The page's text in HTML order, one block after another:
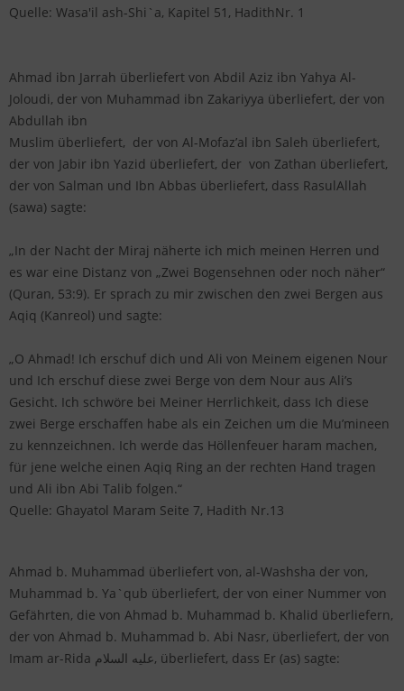
Quelle: Wasa'il ash-Shi`a, Kapitel 51, HadithNr. 1
Ahmad ibn Jarrah überliefert von Abdil Aziz ibn Yahya Al-
Joloudi, der von Muhammad ibn Zakariyya überliefert, der von
Abdullah ibn
Muslim überliefert, der von Al-Mofaz’al ibn Saleh überliefert,
der von Jabir ibn Yazid überliefert, der von Zathan überliefert,
der von Salman und Ibn Abbas überliefert, dass RasulAllah
(sawa) sagte:
„In der Nacht der Miraj näherte ich mich meinen Herren und
es war eine Distanz von „Zwei Bogensehnen oder noch näher“
(Quran, 53:9). Er sprach zu mir zwischen den zwei Bergen aus
Aqiq (Kanreol) und sagte:
„O Ahmad! Ich erschuf dich und Ali von Meinem eigenen Nour
und Ich erschuf diese zwei Berge von dem Nour aus Ali’s
Gesicht. Ich schwöre bei Meiner Herrlichkeit, dass Ich diese
zwei Berge erschaffen habe als ein Zeichen um die Mu’mineen
zu kennzeichnen. Ich werde das Höllenfeuer haram machen,
für jene welche einen Aqiq Ring an der rechten Hand tragen
und Ali ibn Abi Talib folgen.“
Quelle: Ghayatol Maram Seite 7, Hadith Nr.13
Ahmad b. Muhammad überliefert von, al-Washsha der von,
Muhammad b. Ya`qub überliefert, der von einer Nummer von
Gefährten, die von Ahmad b. Muhammad b. Khalid überliefern,
der von Ahmad b. Muhammad b. Abi Nasr, überliefert, der von
Imam ar-Rida عليه السلام, überliefert, dass Er (as) sagte: